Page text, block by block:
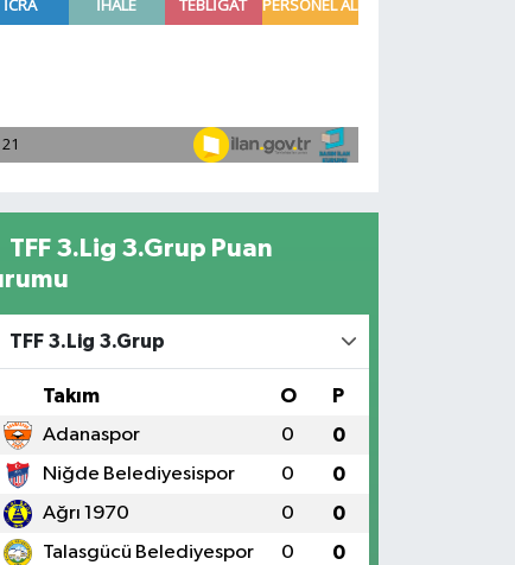
TFF 3.Lig 3.Grup Puan
TFF 3.Lig 3.Grup
Takım O P
Adanaspor 0 0
Niğde Belediyesispor 0 0
Ağrı 1970 0 0
Talasgücü Belediyespor 0 0